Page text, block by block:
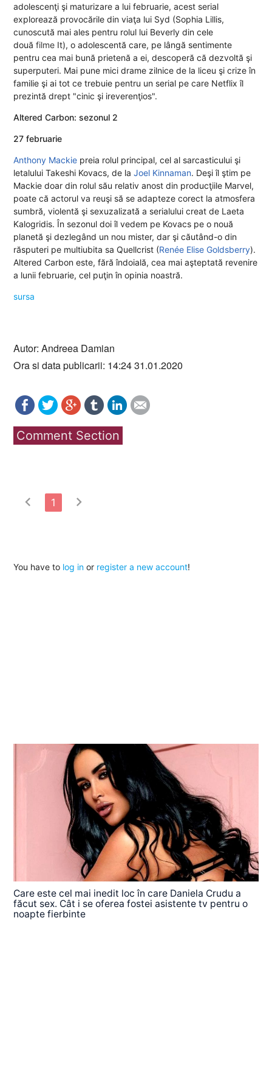
adolescenţi şi maturizare a lui februarie, acest serial
explorează provocările din viaţa lui Syd (Sophia Lillis,
cunoscută mai ales pentru rolul lui Beverly din cele
douăfilme It), o adolescentă care, pe lângă sentimente
pentru cea mai bună prietenă a ei, descoperă că dezvoltă şi
superputeri. Mai pune mici drame zilnice de la liceu şi crize în
familie şi ai tot ce trebuie pentru un serial pe care Netflix îl
prezintă drept "cinic şi ireverenţios".
Altered Carbon: sezonul 2
27 februarie
Anthony Mackie preia rolul principal, cel al sarcasticului şi
letalului Takeshi Kovacs, de laJoel Kinnaman. Deşi îl ştim pe
Mackie doar din rolul său relativ anost din producţiile Marvel,
poate că actorul va reuşi să se adapteze corect la atmosfera
sumbră, violentă şi sexuzalizată a serialului creat de Laeta
Kalogridis. În sezonul doi îl vedem pe Kovacs pe o nouă
planetă şi dezlegând un nou mister, dar şi căutând-o din
răsputeri pe multiubita sa Quellcrist (Renée Elise Goldsberry).
Altered Carbon este, fără îndoială, cea mai aşteptată revenire
a lunii februarie, cel puţin în opinia noastră.
sursa
Autor: Andreea Damian
Ora si data publicarii: 14:24 31.01.2020
Comment Section
chevron_left 1 chevron_right
You have to log in or register a new account!
Care este cel mai inedit loc în care Daniela Crudu a
făcut sex. Cât i se oferea fostei asistente tv pentru o
noapte fierbinte